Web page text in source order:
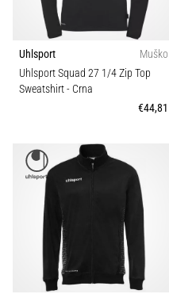
Uhlsport
Muško
Uhlsport Squad 27 1/4 Zip Top
Sweatshirt- Crna
€44,81